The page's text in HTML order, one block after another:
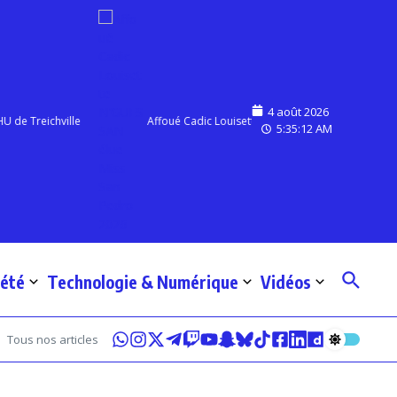
Treichville Affoué Cadic Louisette N’GUESSAN élue Miss San
4 août 2026
5:35:13 AM
Technologie & Numérique Vidéos
Tous nos articles